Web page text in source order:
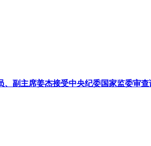
、副主席姜杰接受中央纪委国家监委审查